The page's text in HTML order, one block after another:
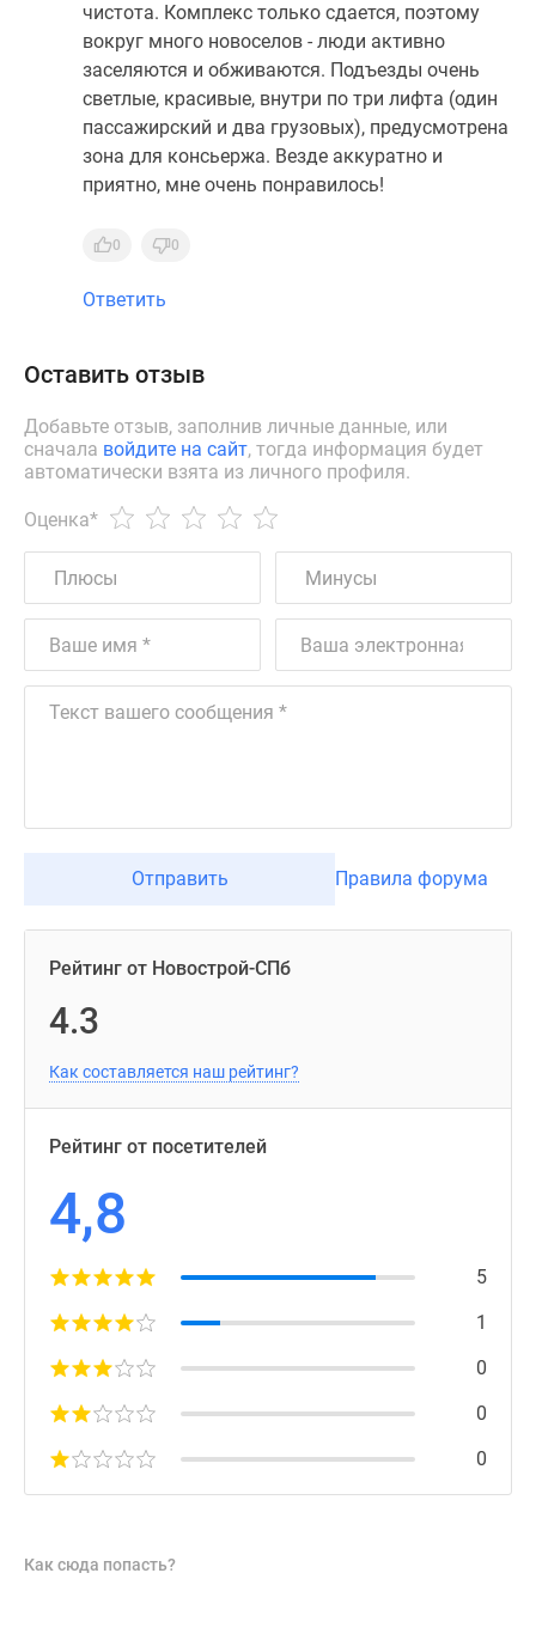
чистота. Комплекс только сдается, поэтому
вокруг много новоселов - люди активно
заселяются и обживаются. Подъезды очень
светлые, красивые, внутри по три лифта (один
пассажирский и два грузовых), предусмотрена
зона для консьержа. Везде аккуратно и
приятно, мне очень понравилось!
0 0
Ответить
Оставить отзыв
Добавьте отзыв, заполнив личные данные, или
сначала войдите на сайт, тогда информация будет
автоматически взята из личного профиля.
Оценка*
Отправить Правила форума
Рейтинг от Новострой-СПб
4.3
Как составляется наш рейтинг?
Рейтинг от посетителей
4,8
5
1
0
0
0
Как сюда попасть?